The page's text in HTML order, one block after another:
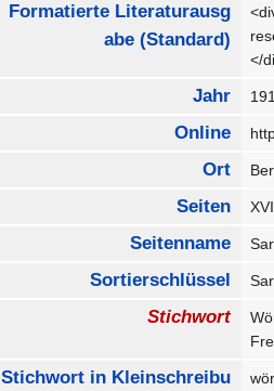
Formatierte Literaturausg
abe (Standard)
</
Jahr
Online
Ort
Seiten
Seitenname
Sortierschlüssel
Stichwort
Stichwort in Kleinschreibu